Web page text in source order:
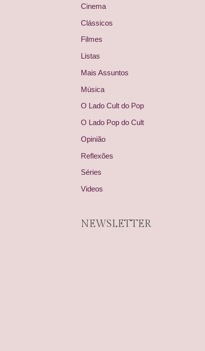
Cinema
Clássicos
Filmes
Listas
Mais Assuntos
Música
O Lado Cult do Pop
O Lado Pop do Cult
Opinião
Reflexões
Séries
Videos
NEWSLETTER